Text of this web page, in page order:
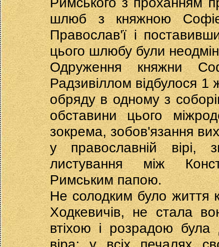
шлюб з княжною
Православ'ї і
цього шлюбу були
Одруження княжни
Радзивіллом відбулося
обряду в одному з
обставини цього
зокрема, зобов'язання
у православній вірі,
листування між
Римським папою.
Не солодким було життя
Ходкевичів, не стала
втіхою і розрадою була